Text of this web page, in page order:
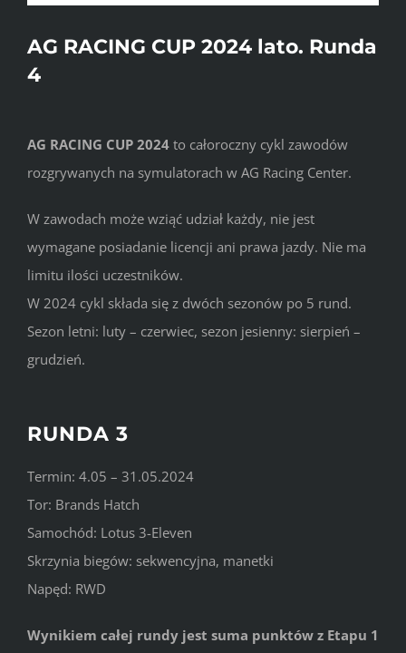
AG RACING CUP 2024 lato. Runda
4
AG RACING CUP 2024 to całoroczny cykl zawodów
rozgrywanych na symulatorach w AG Racing Center.
W zawodach może wziąć udział każdy, nie jest
wymagane posiadanie licencji ani prawa jazdy. Nie ma
limitu ilości uczestników.
W 2024 cykl składa się z dwóch sezonów po 5 rund.
Sezon letni: luty – czerwiec, sezon jesienny: sierpień –
grudzień.
RUNDA 3
Termin: 4.05 – 31.05.2024
Tor: Brands Hatch
Samochód: Lotus 3-Eleven
Skrzynia biegów: sekwencyjna, manetki
Napęd: RWD
Wynikiem całej rundy jest suma punktów z Etapu 1